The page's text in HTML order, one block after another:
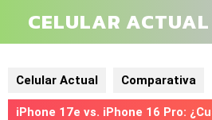
contenido
CELULAR ACTUAL
Celular Actual Comparativa
iPhone 17e vs. iPhone 16 Pro: